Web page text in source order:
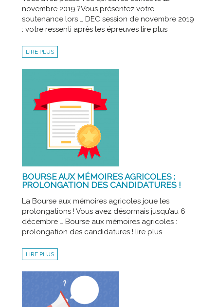
novembre 2019 ?Vous présentez votre
soutenance lors … DEC session de novembre 2019
: votre ressenti après les épreuves lire plus
LIRE PLUS
BOURSE AUX MÉMOIRES AGRICOLES :
PROLONGATION DES CANDIDATURES !
La Bourse aux mémoires agricoles joue les
prolongations ! Vous avez désormais jusqu’au 6
décembre … Bourse aux mémoires agricoles :
prolongation des candidatures ! lire plus
LIRE PLUS